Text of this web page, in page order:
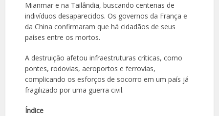
Mianmar e na Tailândia, buscando centenas de
indivíduos desaparecidos. Os governos da França e
da China confirmaram que há cidadãos de seus
países entre os mortos.
A destruição afetou infraestruturas críticas, como
pontes, rodovias, aeroportos e ferrovias,
complicando os esforços de socorro em um país já
fragilizado por uma guerra civil.
Índice